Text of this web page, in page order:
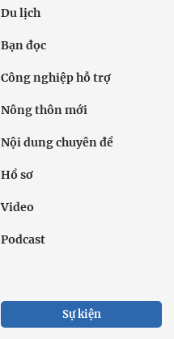
Du lịch
Bạn đọc
Công nghiệp hỗ trợ
Nông thôn mới
Nội dung chuyên đề
Hồ sơ
Video
Podcast
Sự kiện